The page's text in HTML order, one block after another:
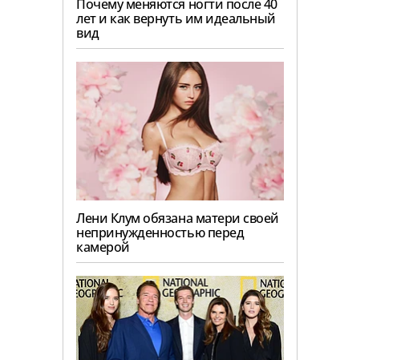
Почему меняются ногти после 40
лет и как вернуть им идеальный
вид
Лени Клум обязана матери своей
непринужденностью перед
камерой